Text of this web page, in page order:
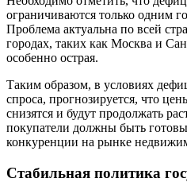
ограничиваются только одним
Проблема актуальна по всей
городах, таких как Москва и
особенно острая.
Таким образом, в условиях
спроса, прогнозируется, что
снизятся и будут продолжать
покупатели должны быть
конкуренции на рынке
Стабильная политика